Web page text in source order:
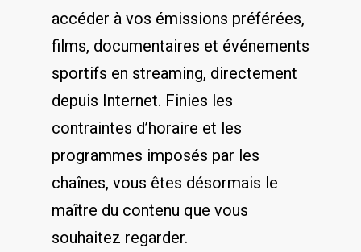
accéder ⁤à vos émissions préférées,
films, documentaires et événements
sportifs en streaming, directement‍
depuis Internet. Finies⁤ les⁣
contraintes d’horaire et les
programmes imposés par les⁣
chaînes, vous êtes désormais le
maître du contenu que vous‌
souhaitez ‌regarder.